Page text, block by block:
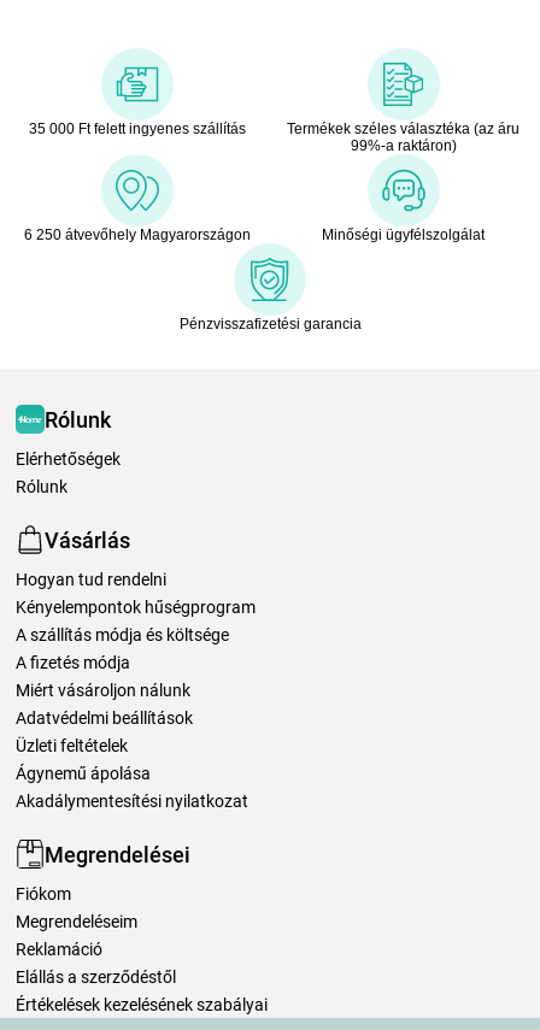
35 000 Ft felett ingyenes szállítás
Termékek széles választéka (az áru
99%-a raktáron)
6 250 átvevőhely Magyarországon Minőségi ügyfélszolgálat
Pénzvisszafizetési garancia
Rólunk
Elérhetőségek
Rólunk
Vásárlás
Hogyan tud rendelni
Kényelempontok hűségprogram
A szállítás módja és költsége
A fizetés módja
Miért vásároljon nálunk
Adatvédelmi beállítások
Üzleti feltételek
Ágynemű ápolása
Akadálymentesítési nyilatkozat
Megrendelései
Fiókom
Megrendeléseim
Reklamáció
Elállás a szerződéstől
Értékelések kezelésének szabályai